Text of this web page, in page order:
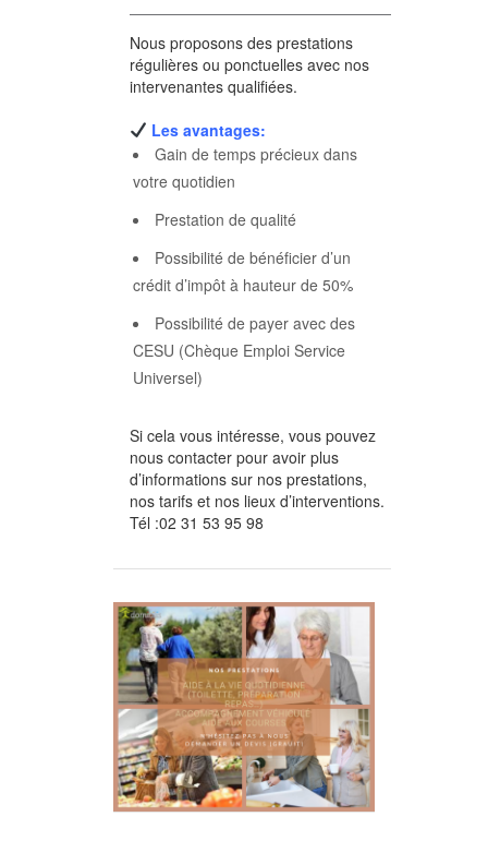
Nous proposons des prestations
régulières ou ponctuelles avec nos
intervenantes qualifiées.
Les avantages:
Gain de temps précieux dans
votre quotidien
Prestation de qualité
Possibilité de bénéficier d’un
crédit d’impôt à hauteur de 50%
Possibilité de payer avec des
CESU (Chèque Emploi Service
Universel)
Si cela vous intéresse, vous pouvez
nous contacter pour avoir plus
d’informations sur nos prestations,
nos tarifs et nos lieux d’interventions.
Tél :02 31 53 95 98